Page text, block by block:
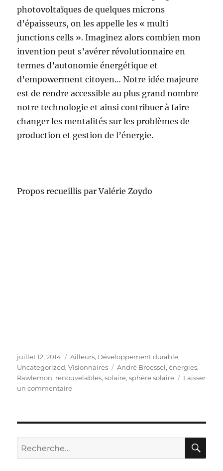
photovoltaïques de quelques microns
d’épaisseurs, on les appelle les « multi
junctions cells ». Imaginez alors combien mon
invention peut s’avérer révolutionnaire en
termes d’autonomie énergétique et
d’empowerment citoyen… Notre idée majeure
est de rendre accessible au plus grand nombre
notre technologie et ainsi contribuer à faire
changer les mentalités sur les problèmes de
production et gestion de l’énergie.
Propos recueillis par Valérie Zoydo
Publié
le
juillet 12, 2014 Catégories
Ailleurs, Développement durable,
Uncategorized,Visionnaires Étiquettes
André Broessel,énergies,
Rawlemon, renouvelables,solaire,sphère solaire
Laisser
un commentairesur
voulais
la
Recherche
pour :